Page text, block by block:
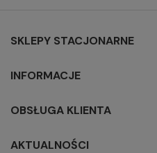
SKLEPY STACJONARNE
INFORMACJE
OBSŁUGA KLIENTA
AKTUALNOŚCI